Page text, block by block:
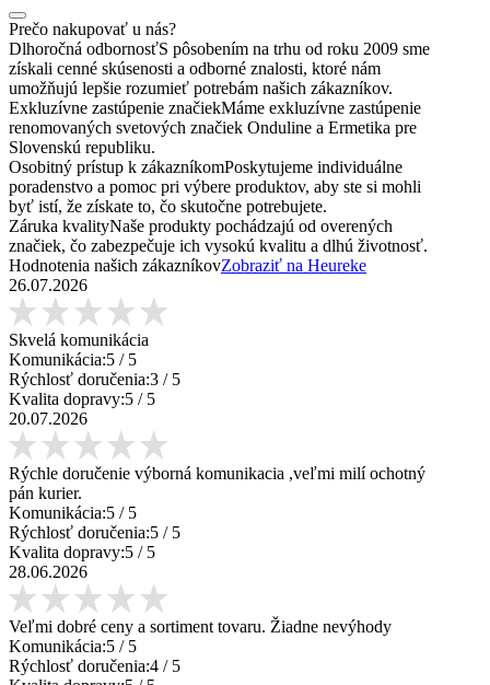
Prečo nakupovať u nás?
Dlhoročná odbornosťS pôsobením na trhu od roku 2009 sme
získali cenné skúsenosti a odborné znalosti, ktoré nám
umožňujú lepšie rozumieť potrebám našich zákazníkov.
Exkluzívne zastúpenie značiekMáme exkluzívne zastúpenie
renomovaných svetových značiek Onduline a Ermetika pre
Slovenskú republiku.
Osobitný prístup k zákazníkomPoskytujeme individuálne
poradenstvo a pomoc pri výbere produktov, aby ste si mohli
byť istí, že získate to, čo skutočne potrebujete.
Záruka kvalityNaše produkty pochádzajú od overených
značiek, čo zabezpečuje ich vysokú kvalitu a dlhú životnosť.
Hodnotenia našich zákazníkovZobraziť na Heureke
26.07.2026
Skvelá komunikácia
Komunikácia:5 / 5
Rýchlosť doručenia:3 / 5
Kvalita dopravy:5 / 5
20.07.2026
Rýchle doručenie výborná komunikacia ,veľmi milí ochotný
pán kurier.
Komunikácia:5 / 5
Rýchlosť doručenia:5 / 5
Kvalita dopravy:5 / 5
28.06.2026
Veľmi dobré ceny a sortiment tovaru. Žiadne nevýhody
Komunikácia:5 / 5
Rýchlosť doručenia:4 / 5